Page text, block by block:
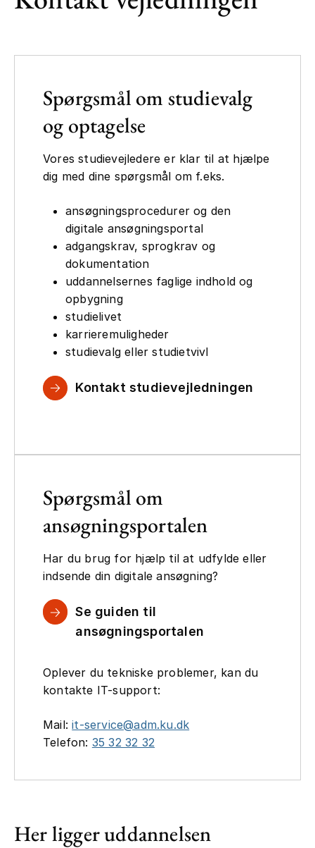
Spørgsmål om studievalg
og optagelse
Vores studievejledere er klar til at hjælpe
dig med dine spørgsmål om f.eks.
ansøgningsprocedurer og den
digitale ansøgningsportal
adgangskrav, sprogkrav og
dokumentation
uddannelsernes faglige indhold og
opbygning
studielivet
karrieremuligheder
studievalg eller studietvivl
Kontakt studievejledningen
Spørgsmål om
ansøgningsportalen
Har du brug for hjælp til at udfylde eller
indsende din digitale ansøgning?
Se guiden til
ansøgningsportalen
Oplever du tekniske problemer, kan du
kontakte IT-support:
Mail:it-service@adm.ku.dk
Telefon: 35 32 32 32
Her ligger uddannelsen